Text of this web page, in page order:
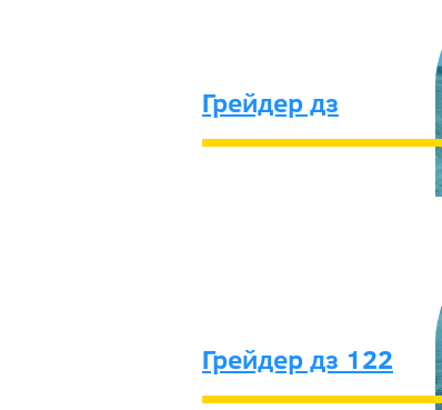
Грейдер дз
Грейдер дз 122